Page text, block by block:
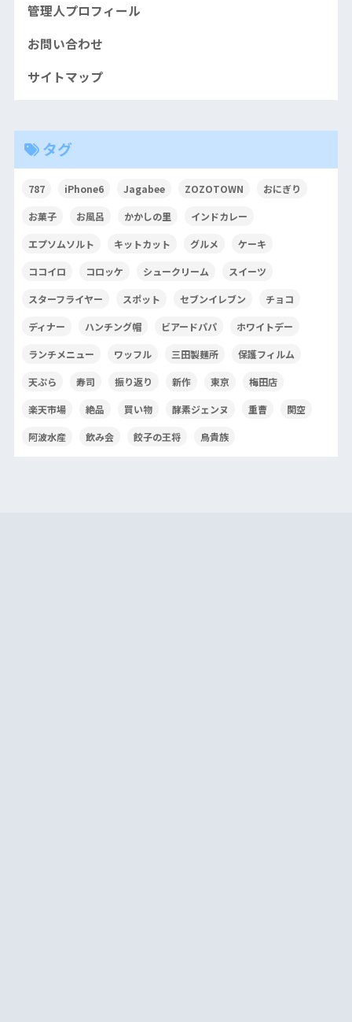
管理人プロフィール
お問い合わせ
サイトマップ
タグ
787 iPhone6 Jagabee ZOZOTOWN おにぎり
お菓子 お風呂 かかしの里 インドカレー
エプソムソルト キットカット グルメ ケーキ
ココイロ コロッケ シュークリーム スイーツ
スターフライヤー スポット セブンイレブン チョコ
ディナー ハンチング帽 ビアードパパ ホワイトデー
ランチメニュー ワッフル 三田製麺所 保護フィルム
天ぷら 寿司 振り返り 新作 東京 梅田店
楽天市場 絶品 買い物 酵素ジェンヌ 重曹 関空
阿波水産 飲み会 餃子の王将 鳥貴族